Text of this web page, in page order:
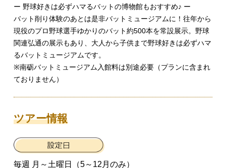
ー 野球好きは必ずハマるバットの博物館もおすすめ♪ ー
バット削り体験のあとは是非バットミュージアムに！往年から
現役のプロ野球選手ゆかりのバット約500本を常設展示。野球
関連弘通の展示もあり、大人から子供まで野球好きは必ずハマ
るバットミュージアムです。
※南砺バットミュージアム入館料は別途必要（プランに含まれ
ておりません）
ツアー情報
毎週 月～土曜日（5～12月のみ）